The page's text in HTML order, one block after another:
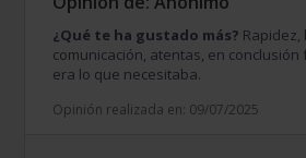
¿Qué te ha gustado más? Rapidez,
comunicación, atentas, en conclusión
era lo que necesitaba.
Opinión realizada en: 09/07/2025